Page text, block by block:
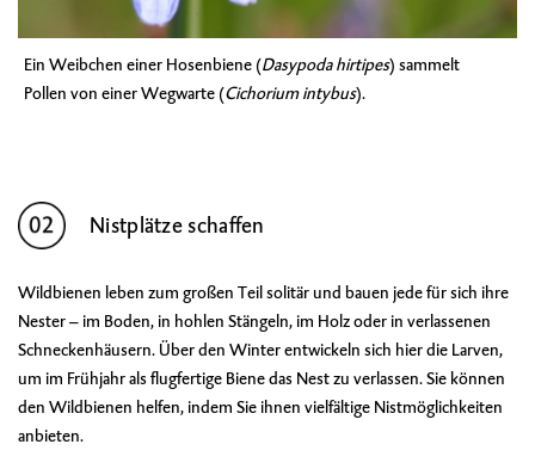
Ein Weibchen einer Hosenbiene (Dasypoda hirtipes) sammelt
Pollen von einerWegwarte (Cichorium intybus).
Nistplätze schaffen
Wildbienen leben zum großen Teil solitär und bauen jede für sich ihre
Nester – im Boden, in hohlen Stängeln, im Holz oder in verlassenen
Schneckenhäusern. Über den Winter entwickeln sich hier die Larven,
um im Frühjahr als flugfertige Biene das Nest zu verlassen. Sie können
den Wildbienen helfen, indem Sie ihnen vielfältige Nistmöglichkeiten
anbieten.